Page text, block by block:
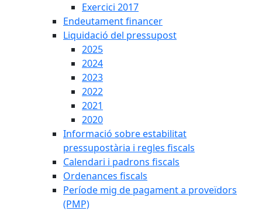
Exercici 2017
Endeutament financer
Liquidació del pressupost
2025
2024
2023
2022
2021
2020
Informació sobre estabilitat
pressupostària i regles fiscals
Calendari i padrons fiscals
Ordenances fiscals
Període mig de pagament a proveïdors
(PMP)